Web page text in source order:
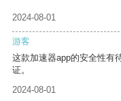
2024-08-01
游客
这款加速器app的安全性有
证。
2024-08-01